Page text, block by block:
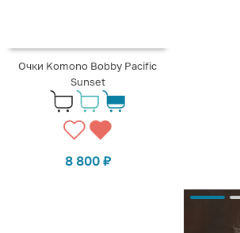
Очки Komono Bobby Pacific
Sunset
8 800 ₽